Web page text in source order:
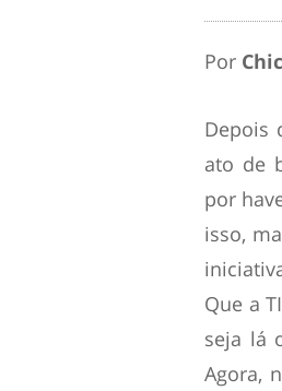
Por
Depois
ato de
por
isso,
Que a
seja lá
Agora,